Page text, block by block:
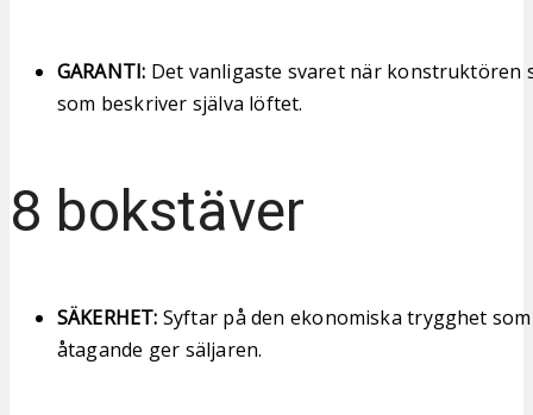
GARANTI: Det vanligaste svaret när konstruktören
som beskriver själva löftet.
8 bokstäver
SÄKERHET: Syftar på den ekonomiska trygghet
åtagande ger säljaren.